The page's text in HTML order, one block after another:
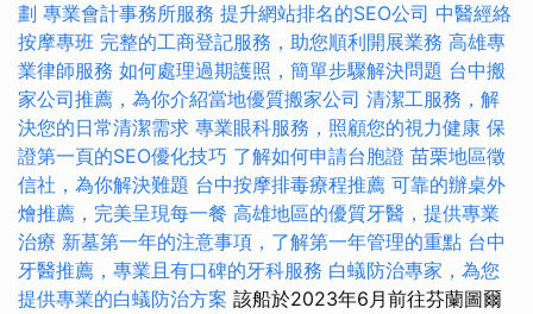
劃 專業會計事務所服務 提升網站排名的SEO公司 中醫經絡
按摩專班 完整的工商登記服務，助您順利開展業務 高雄專
業律師服務 如何處理過期護照，簡單步驟解決問題 台中搬
家公司推薦，為你介紹當地優質搬家公司 清潔工服務，解
決您的日常清潔需求 專業眼科服務，照顧您的視力健康 保
證第一頁的SEO優化技巧 了解如何申請台胞證 苗栗地區徵
信社，為你解決難題 台中按摩排毒療程推薦 可靠的辦桌外
燴推薦，完美呈現每一餐 高雄地區的優質牙醫，提供專業
治療 新墓第一年的注意事項，了解第一年管理的重點 台中
牙醫推薦，專業且有口碑的牙科服務 白蟻防治專家，為您
提供專業的白蟻防治方案 該船於2023年6月前往芬蘭圖爾